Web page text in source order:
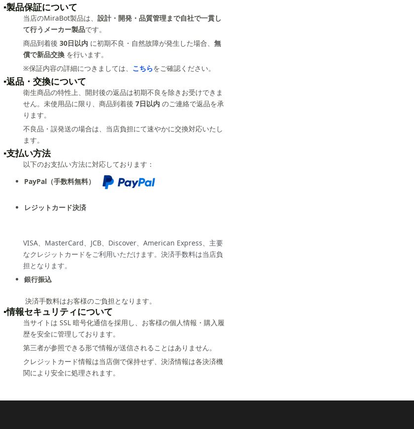
▪️製品保証について
当店のMiraBot製品は、 設計・開発・品質管理まで自社で一貫し
て行うメーカー製品です。
商品到着後 30日以内 に初期不良・自然故障が発生した場合、 無
償で新品交換 を行います。
※保証内容の詳細につきましては、 こちらをご確認ください。
▪️返品・交換について
衛生商品の特性上、開封後の返品は初期不良を除きお受けできま
せん。未使用品に限り、商品到着後 7日以内 のご連絡で返品を承
ります。
不良品・誤発送の場合は、当店負担にて速やかに交換対応いたし
ます。
▪️支払い方法
以下のお支払い方法に対応しております：
PayPal（手数料無料）
レジットカード決済
VISA、MasterCard、JCB、Discover、American Express、主要
なクレジットカードをご利用いただけます。決済手数料は当店負
担となります。
銀行振込
決済手数料はお客様のご負担となります。
▪️情報セキュリティについて
当サイトは SSL 暗号化通信を採用し、お客様の個人情報・購入履
歴を安全に管理しております。
第三者が参照できる形で情報が送信されることはありません。
クレジットカード情報は当店側で保持せず、決済情報は各決済機
関により安全に処理されます。